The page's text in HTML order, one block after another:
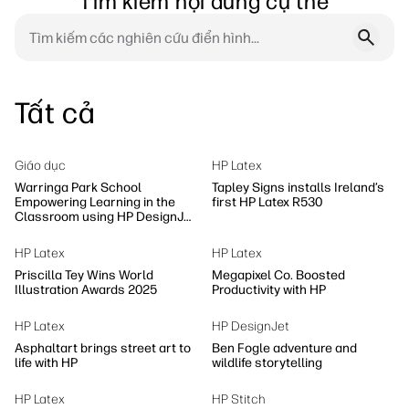
Tất cả
Giáo dục
Warringa Park School
Empowering Learning in the
Classroom using HP DesignJet
HP Latex
Tapley Signs installs Ireland’s
first HP Latex R530
HP Latex
Priscilla Tey Wins World
Illustration Awards 2025
HP Latex
Megapixel Co. Boosted
Productivity with HP
HP Latex
Asphaltart brings street art to
life with HP
HP DesignJet
Ben Fogle adventure and
wildlife storytelling
HP Latex
HP Stitch